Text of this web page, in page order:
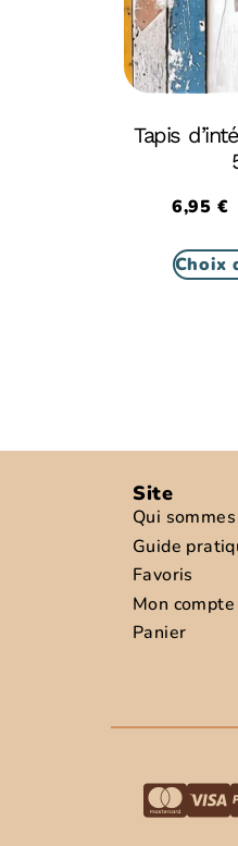
Tapis
6,95€
Choix
Site
Qui
Guide
Favoris
Mon compte
Panier